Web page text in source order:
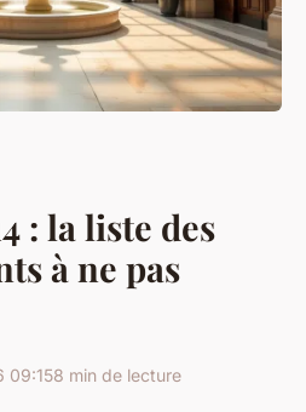
: la liste des
à ne pas
09:158 min de lecture